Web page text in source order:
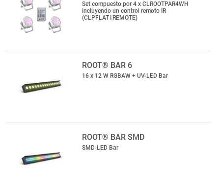
Set compuesto por 4 x CLROOTPAR4WH
incluyendo un control remoto IR
(CLPFLAT1REMOTE)
ROOT® BAR 6
16 x 12 W RGBAW + UV-LED Bar
ROOT® BAR SMD
SMD-LED Bar